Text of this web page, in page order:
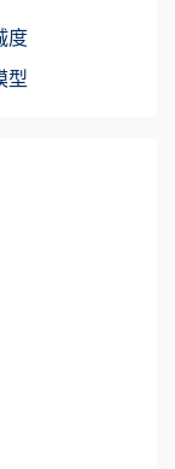
度
型